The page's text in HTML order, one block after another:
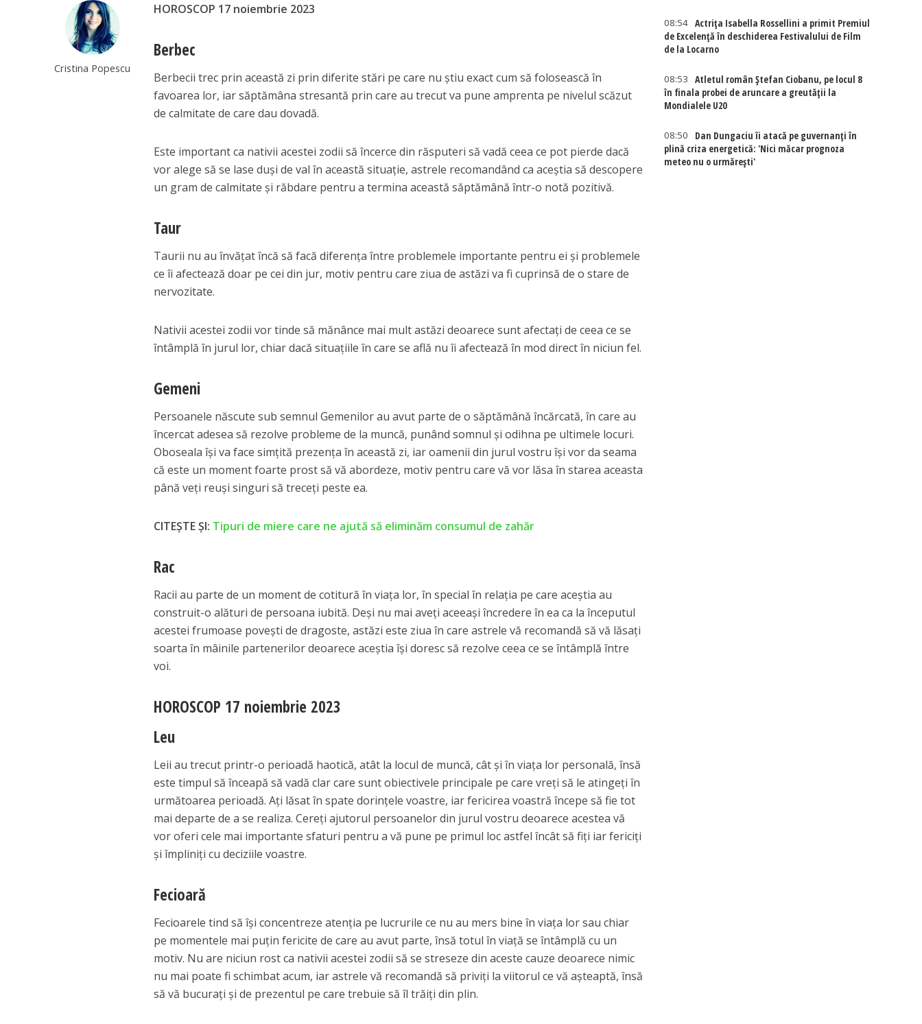
Cristina Popescu
HOROSCOP 17 noiembrie 2023
Berbec
Berbecii trec prin această zi prin diferite stări pe care nu știu exact cum să folosească în
favoarea lor, iar săptămâna stresantă prin care au trecut va pune amprenta pe nivelul scăzut
de calmitate de care dau dovadă.
Este important ca nativii acestei zodii să încerce din răsputeri să vadă ceea ce pot pierde dacă
vor alege să se lase duși de val în această situație, astrele recomandând ca aceștia să descopere
un gram de calmitate și răbdare pentru a termina această săptămână într-o notă pozitivă.
Taur
Taurii nu au învățat încă să facă diferența între problemele importante pentru ei și problemele
ce îi afectează doar pe cei din jur, motiv pentru care ziua de astăzi va fi cuprinsă de o stare de
nervozitate.
Nativii acestei zodii vor tinde să mănânce mai mult astăzi deoarece sunt afectați de ceea ce se
întâmplă în jurul lor, chiar dacă situațiile în care se află nu îi afectează în mod direct în niciun fel.
Gemeni
Persoanele născute sub semnul Gemenilor au avut parte de o săptămână încărcată, în care au
încercat adesea să rezolve probleme de la muncă, punând somnul și odihna pe ultimele locuri.
Oboseala își va face simțită prezența în această zi, iar oamenii din jurul vostru își vor da seama
că este un moment foarte prost să vă abordeze, motiv pentru care vă vor lăsa în starea aceasta
până veți reuși singuri să treceți peste ea.
CITEȘTE ȘI: Tipuri de miere care ne ajută să eliminăm consumul de zahăr
Rac
Racii au parte de un moment de cotitură în viața lor, în special în relația pe care aceștia au
construit-o alături de persoana iubită. Deși nu mai aveți aceeași încredere în ea ca la începutul
acestei frumoase povești de dragoste, astăzi este ziua în care astrele vă recomandă să vă lăsați
soarta în mâinile partenerilor deoarece aceștia își doresc să rezolve ceea ce se întâmplă între
voi.
HOROSCOP 17 noiembrie 2023
Leu
Leii au trecut printr-o perioadă haotică, atât la locul de muncă, cât și în viața lor personală, însă
este timpul să înceapă să vadă clar care sunt obiectivele principale pe care vreți să le atingeți în
următoarea perioadă. Ați lăsat în spate dorințele voastre, iar fericirea voastră începe să fie tot
mai departe de a se realiza. Cereți ajutorul persoanelor din jurul vostru deoarece acestea vă
vor oferi cele mai importante sfaturi pentru a vă pune pe primul loc astfel încât să fiți iar fericiți
și împliniți cu deciziile voastre.
Fecioară
Fecioarele tind să își concentreze atenția pe lucrurile ce nu au mers bine în viața lor sau chiar
pe momentele mai puțin fericite de care au avut parte, însă totul în viață se întâmplă cu un
motiv. Nu are niciun rost ca nativii acestei zodii să se streseze din aceste cauze deoarece nimic
nu mai poate fi schimbat acum, iar astrele vă recomandă să priviți la viitorul ce vă așteaptă, însă
să vă bucurați și de prezentul pe care trebuie să îl trăiți din plin.
08:54 Actriţa Isabella Rossellini a primit Premiul
de Excelenţă în deschiderea Festivalului de Film
de la Locarno
08:53
Atletul român Ștefan Ciobanu, pe locul 8
în finala probei de aruncare a greutății la
Mondialele U20
08:50
Dan Dungaciu îi atacă pe guvernanți în
plină criza energetică: 'Nici măcar prognoza
meteo nu o urmărești'